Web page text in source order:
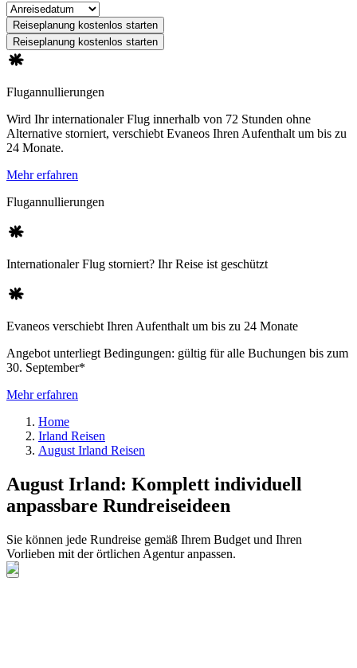
Reiseplanung kostenlos starten
Reiseplanung kostenlos starten
Flugannullierungen
Wird Ihr internationaler Flug innerhalb von 72 Stunden ohne
Alternative storniert, verschiebt Evaneos Ihren Aufenthalt um bis zu
24 Monate.
Mehr erfahren
Flugannullierungen
Internationaler Flug storniert? Ihr Reise ist geschützt
Evaneos verschiebt Ihren Aufenthalt um bis zu 24 Monate
Angebot unterliegt Bedingungen: gültig für alle Buchungen bis zum
30. September*
Mehr erfahren
Home
Irland Reisen
August Irland Reisen
August Irland: Komplett individuell
anpassbare Rundreiseideen
Sie können jede Rundreise gemäß Ihrem Budget und Ihren
Vorlieben mit der örtlichen Agentur anpassen.